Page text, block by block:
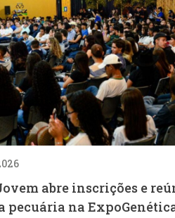
abre inscrições e
pecuária na